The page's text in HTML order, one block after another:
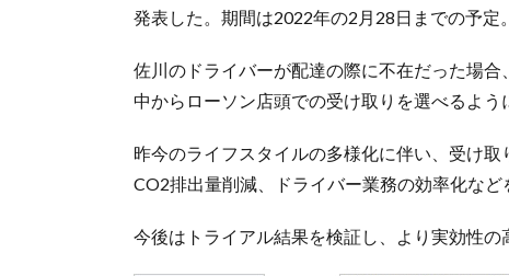
発表した。期間は2022年の2月28日までの予定。
佐川のドライバーが配達の際に不在だった場
中からローソン店頭での受け取りを選べるよう
昨今のライフスタイルの多様化に伴い、受け
CO2排出量削減、ドライバー業務の効率化など
今後はトライアル結果を検証し、より実効性の